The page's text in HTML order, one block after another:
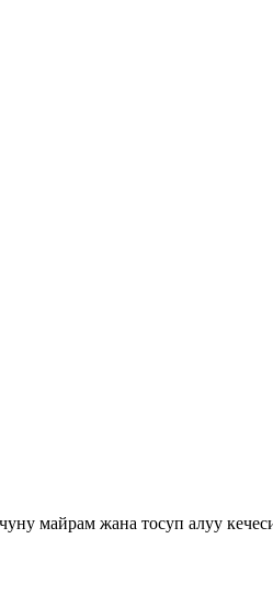
майрам жана тосуп алуу